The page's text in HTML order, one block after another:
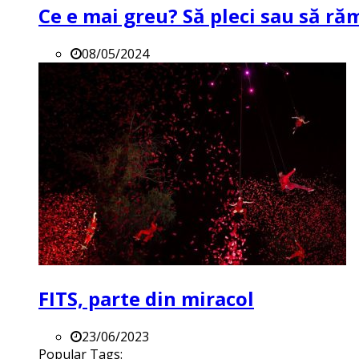
Ce e mai greu? Să pleci sau să
08/05/2024
FITS, parte din miracol
23/06/2023
Popular Tags: